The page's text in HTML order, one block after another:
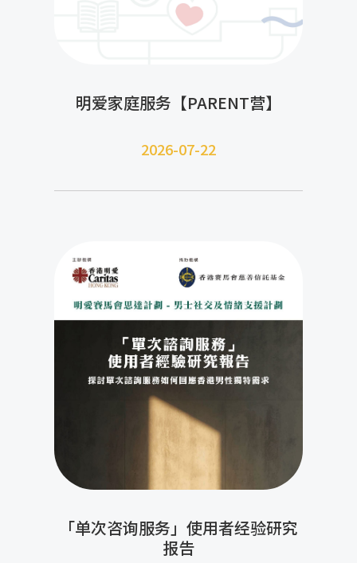
明爱家庭服务【PARENT营】
2026-07-22
「单次咨询服务」使用者经验研究
报告